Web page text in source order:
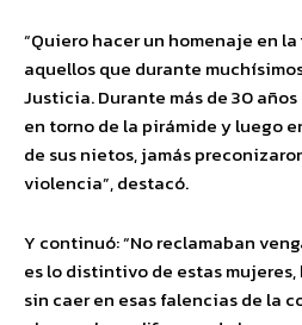
“Quiero hacer un homenaje en
aquellos que durante
Justicia. Durante más de 30
en torno de la pirámide y luego
de sus nietos, jamás
violencia”, destacó.
Y continuó: “No reclamaban
es lo distintivo de estas
sin caer en esas falencias de la